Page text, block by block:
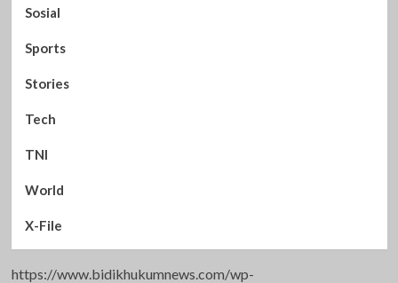
Sosial
Sports
Stories
Tech
TNI
World
X-File
https://www.bidikhukumnews.com/wp-